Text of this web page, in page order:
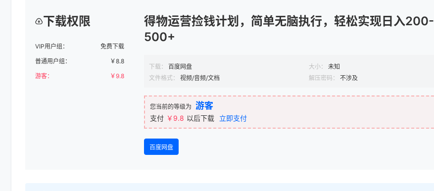
下载权限
VIP用户组：
免费下载
普通用户组：
￥8.8
游客：
￥9.8
得物运营捡钱计划，简单无脑执行，轻松实现日入200-
500+
下载： 百度网盘 大小：
未知
文件格式：
视频/音频/文档 解压密码： 不涉及
您当前的等级为 游客
支付 ￥9.8 以后下载 立即支付
百度网盘